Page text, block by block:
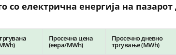
со електрична енергија на пазарот
Просечна цена
(евра/MWh)
Просечно дневно
тргување (MWh)